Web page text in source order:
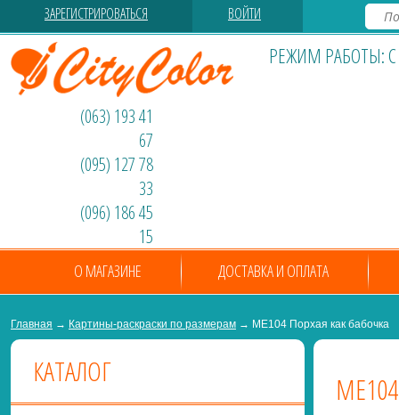
ЗАРЕГИСТРИРОВАТЬСЯ ВОЙТИ
РЕЖИМ РАБОТЫ: С
(063) 193 41
67
(095) 127 78
33
(096) 186 45
15
О МАГАЗИНЕ ДОСТАВКА И ОПЛАТА
Главная → Картины-раскраски по размерам → ME104 Порхая как бабочка
КАТАЛОГ